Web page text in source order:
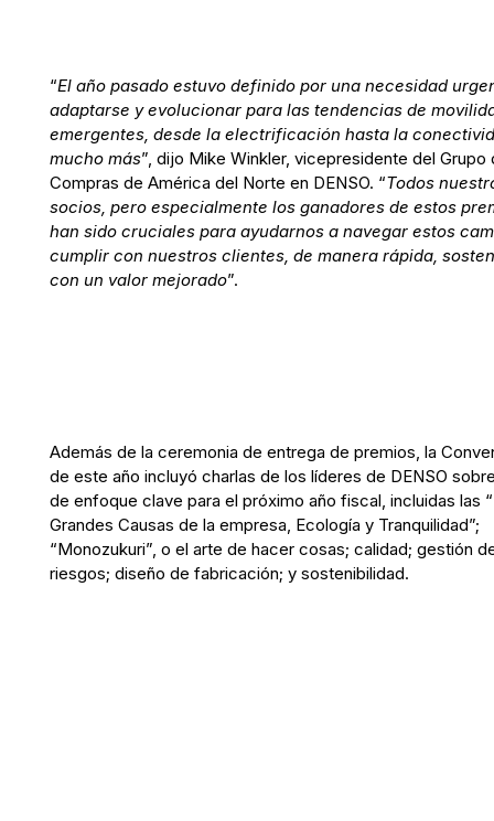
“El año pasado estuvo definido por una necesidad
adaptarse y evolucionar para las tendencias de
emergentes, desde la electrificación hasta la
mucho más”, dijo Mike Winkler, vicepresidente del Grupo
Compras de América del Norte en DENSO. “Todos
socios, pero especialmente los ganadores de estos
han sido cruciales para ayudarnos a navegar estos
cumplir con nuestros clientes, de manera rápida,
con un valor mejorado”.
Además de la ceremonia de entrega de premios, la
de este año incluyó charlas de los líderes de DENSO
de enfoque clave para el próximo año fiscal, incluidas las
Grandes Causas de la empresa, Ecología y Tranquilidad”;
“Monozukuri”, o el arte de hacer cosas; calidad; gestión
riesgos; diseño de fabricación; y sostenibilidad.